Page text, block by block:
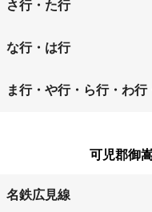
安八郡安八町
安八郡輪之内町
可児郡御嵩町
さ行・た行
関市
多治見市
な行・は行
中津川市
ま行・や行・ら行・わ行
本巣郡北方町
可児郡御
名鉄広見線